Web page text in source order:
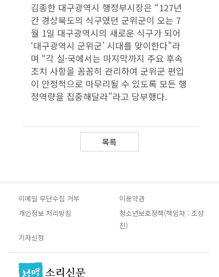
김종한 대구광역시 행정부시장은 “127년
간 경상북도의 식구였던 군위군이 오는 7
월 1일 대구광역시의 새로운 식구가 되어
‘대구광역시 군위군’ 시대를 맞이한다”라
며 “각 실·국에서는 마지막까지 주요 후속
조치 사항을 꼼꼼히 관리하여 군위군 편입
이 안정적으로 마무리될 수 있도록 모든 행
정역량을 집중해달라”라고 당부했다.
목록
이메일 무단수집 거부
이용약관
개인정보 처리방침
청소년보호정책(책임자 : 조성
진)
기자신청